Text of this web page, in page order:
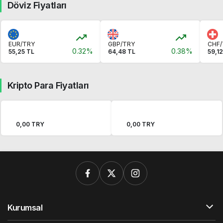
Döviz Fiyatları
EUR/TRY
55,25 TL
0.32%
GBP/TRY
64,48 TL
0.38%
Kripto Para Fiyatları
0,00 TRY 0,00 TRY
Kurumsal